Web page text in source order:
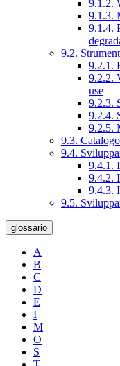
9.1.2.
9.1.3.
9.1.4.
9.2.
9.2.1.
9.2.2.
use
9.2.3.
9.2.4.
9.2.5.
9.3.
9.4.
9.4.1.
9.4.2.
9.4.3.
9.5.
glossario
A
B
C
D
E
I
M
O
S